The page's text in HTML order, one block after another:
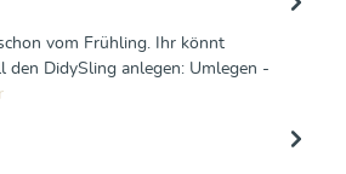
vom Frühling. Ihr könnt
den DidySling anlegen: Umlegen -